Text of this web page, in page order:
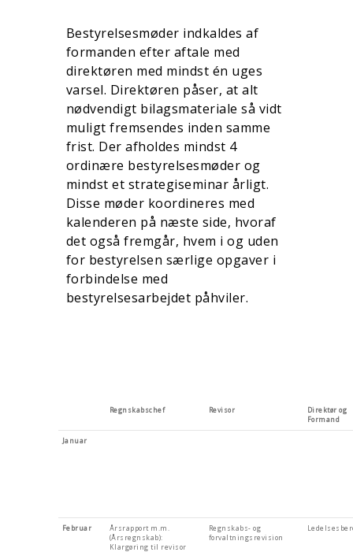
Bestyrelsesmøder indkaldes af
formanden efter aftale med
direktøren med mindst én uges
varsel. Direktøren påser, at alt
nødvendigt bilagsmateriale så vidt
muligt fremsendes inden samme
frist. Der afholdes mindst 4
ordinære bestyrel­sesmøder og
mindst et strategiseminar årligt.
Disse møder koordineres med
kalenderen på næste side, hvoraf
det også fremgår, hvem i og uden
for bestyrelsen særlige opgaver i
forbindelse med
bestyrelsesarbejdet påhviler.
Regnskabschef Revisor
Direktør og
Formand
Januar
Februar
Årsrapport m.m.
(Årsregnskab):
Klargøring til revisor
Regnskabs- og
forvaltningsrevision